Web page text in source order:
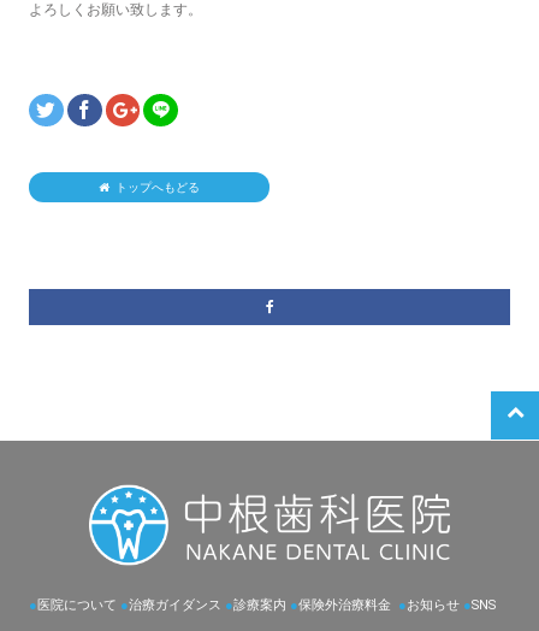
よろしくお願い致します。
トップへもどる
● 医院について ●治療ガイダンス ●診療案内 ●保険外治療料金 ●お知らせ ●SNS